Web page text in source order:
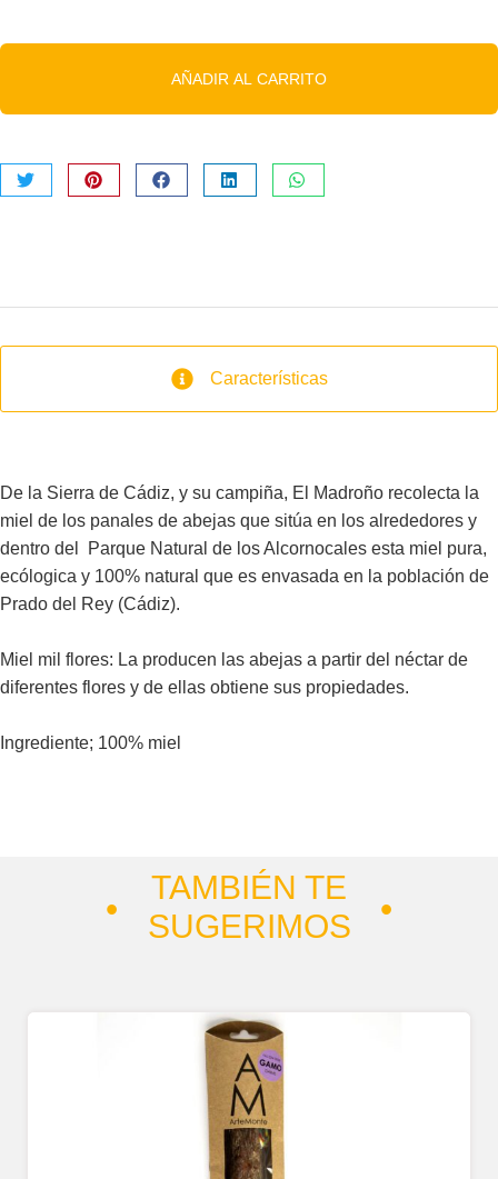
AÑADIR AL CARRITO
Características
De la Sierra de Cádiz, y su campiña, El Madroño recolecta la
miel de los panales de abejas que sitúa en los alrededores y
dentro del Parque Natural de los Alcornocales esta miel pura,
ecólogica y 100% natural que es envasada en la población de
Prado del Rey (Cádiz).
Miel mil flores: La producen las abejas a partir del néctar de
diferentes flores y de ellas obtiene sus propiedades.
Ingrediente; 100% miel
TAMBIÉN TE
SUGERIMOS